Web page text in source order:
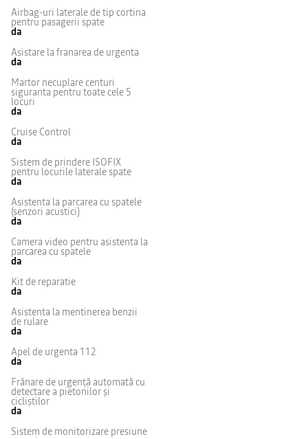
Airbag-uri laterale de tip cortina
pentru pasagerii spate
da
Asistare la franarea de urgenta
da
Martor necuplare centuri
siguranta pentru toate cele 5
locuri
da
Cruise Control
da
Sistem de prindere ISOFIX
pentru locurile laterale spate
da
Asistenta la parcarea cu spatele
(senzori acustici)
da
Camera video pentru asistenta la
parcarea cu spatele
da
Kit de reparatie
da
Asistenta la mentinerea benzii
de rulare
da
Apel de urgenta 112
da
Frânare de urgență automată cu
detectare a pietonilor și
cicliștilor
da
Sistem de monitorizare presiune